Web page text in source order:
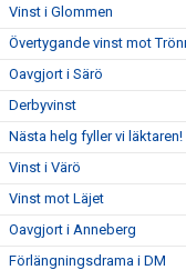
Vinst i Glommen
Övertygande vinst mot
Oavgjort i Särö
Derbyvinst
Nästa helg fyller vi läktaren!
Vinst i Värö
Vinst mot Läjet
Oavgjort i Anneberg
Förlängningsdrama i DM